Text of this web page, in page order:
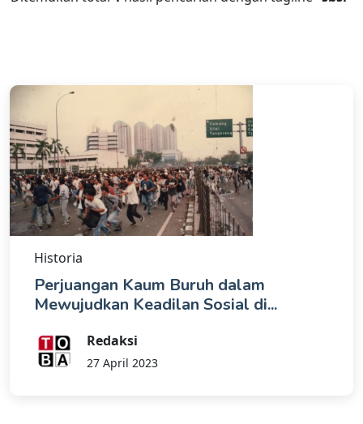
Historia
Perjuangan Kaum Buruh dalam
Mewujudkan Keadilan Sosial di...
Redaksi
27 April 2023